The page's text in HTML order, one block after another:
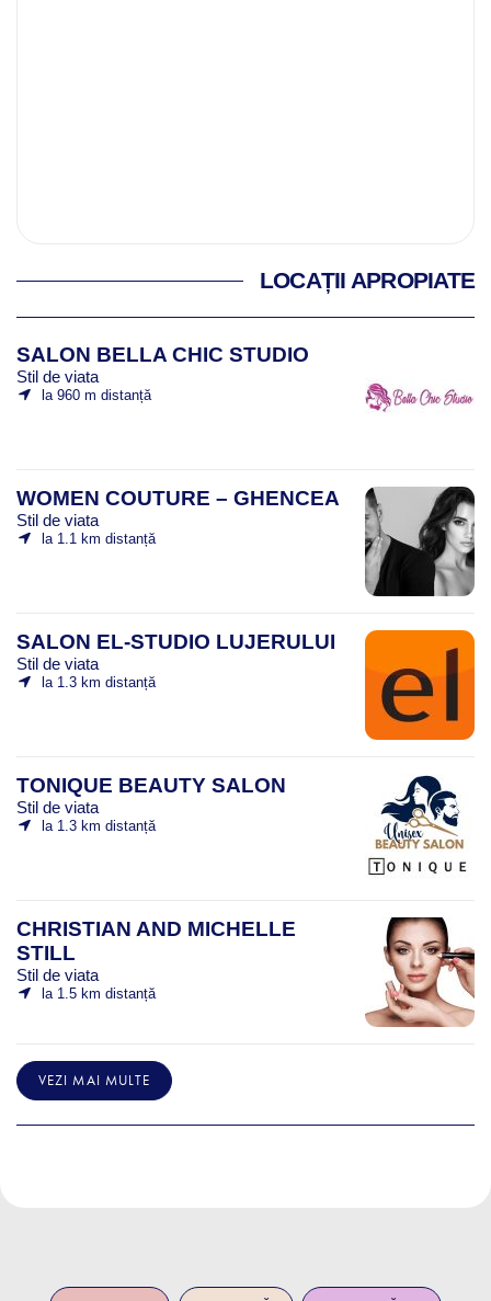
LOCAȚII APROPIATE
SALON BELLA CHIC STUDIO
Stil de viata
la 960 m distanță
WOMEN COUTURE – GHENCEA
Stil de viata
la 1.1 km distanță
SALON EL-STUDIO LUJERULUI
Stil de viata
la 1.3 km distanță
TONIQUE BEAUTY SALON
Stil de viata
la 1.3 km distanță
CHRISTIAN AND MICHELLE
STILL
Stil de viata
la 1.5 km distanță
VEZI MAI MULTE